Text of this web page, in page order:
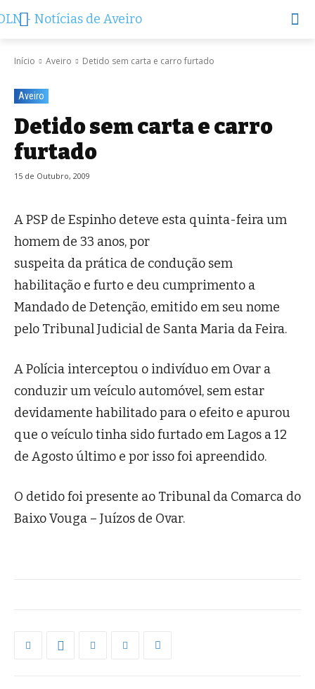
Início Aveiro Detido sem carta e carro furtado
Aveiro
Detido sem carta e carro
furtado
15 de Outubro, 2009
A PSP de Espinho deteve esta quinta-feira um
homem de 33 anos, por
suspeita da prática de condução sem
habilitação e furto e deu cumprimento a
Mandado de Detenção, emitido em seu nome
pelo Tribunal Judicial de Santa Maria da Feira.
A Polícia interceptou o indivíduo em Ovar a
conduzir um veículo automóvel, sem estar
devidamente habilitado para o efeito e apurou
que o veículo tinha sido furtado em Lagos a 12
de Agosto último e por isso foi apreendido.
O detido foi presente ao Tribunal da Comarca do
Baixo Vouga – Juízos de Ovar.